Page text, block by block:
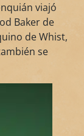
viajó
Baker de
de Whist,
se